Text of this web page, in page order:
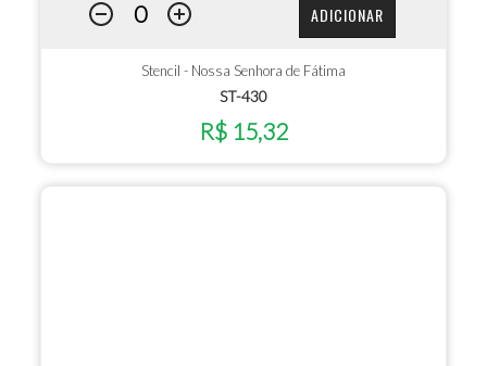
ADICIONAR
Stencil - Nossa Senhora de Fátima
ST-430
R$ 15,32